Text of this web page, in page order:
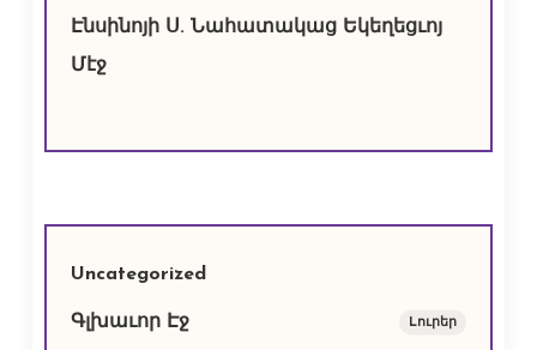
Էնսինոյի Ս. Նահատակաց Եկեղեցւոյ
Մէջ
Uncategorized
Գլխաւոր Էջ Lուրեր